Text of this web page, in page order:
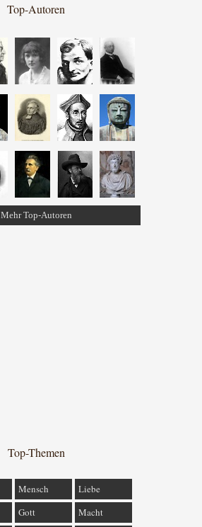
Top-Autoren
Mehr Top-Autoren
Top-Themen
Mensch
Liebe
Gott Macht